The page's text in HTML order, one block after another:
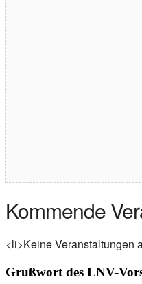
Kommende
<li>Keine Veranstaltungen
Grußwort des LNV-